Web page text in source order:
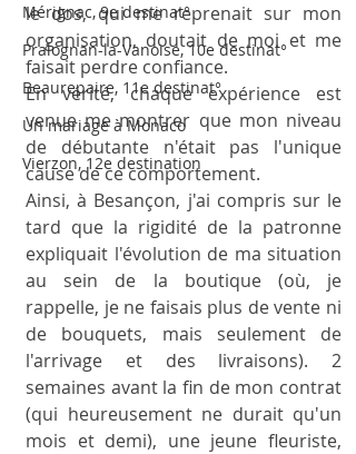
Mérignac, 9e destinat°
Pralognan-la-Vanoise, 10e destinat°
Beaurepaire, 11e destinat°
Un mariage à Monaco
Vierzon, 12e destination
le dos, qui me reprenait sur mon
organisation, doutait de moi et me
faisait perdre confiance.
En vérité, chaque expérience est
venue me montrer que mon niveau
de débutante n'était pas l'unique
cause de ce comportement.
Ainsi, à Besançon, j'ai compris sur le
tard que la rigidité de la patronne
expliquait l'évolution de ma situation
au sein de la boutique (où, je
rappelle, je ne faisais plus de vente ni
de bouquets, mais seulement de
l'arrivage et des livraisons). 2
semaines avant la fin de mon contrat
(qui heureusement ne durait qu'un
mois et demi), une jeune fleuriste,